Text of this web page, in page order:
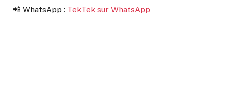
📲 WhatsApp : TekTek sur WhatsApp